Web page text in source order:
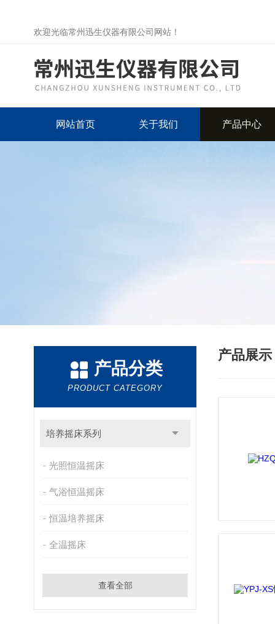
欢迎光临常州迅生仪器有限公司网站！
网站首页 关于我们 产品中心
产品分类
PRODUCT CATEGORY
培养摇床系列
光照恒温摇床
气浴恒温摇床
恒温培养摇床
全温摇床
查看全部
产品展示